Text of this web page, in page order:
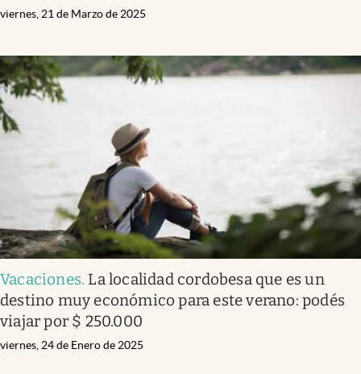
viernes, 21 de Marzo de 2025
Vacaciones. La localidad cordobesa que es un
destino muy económico para este verano: podés
viajar por $ 250.000
viernes, 24 de Enero de 2025